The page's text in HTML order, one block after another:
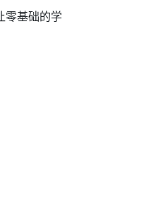
零基础的学